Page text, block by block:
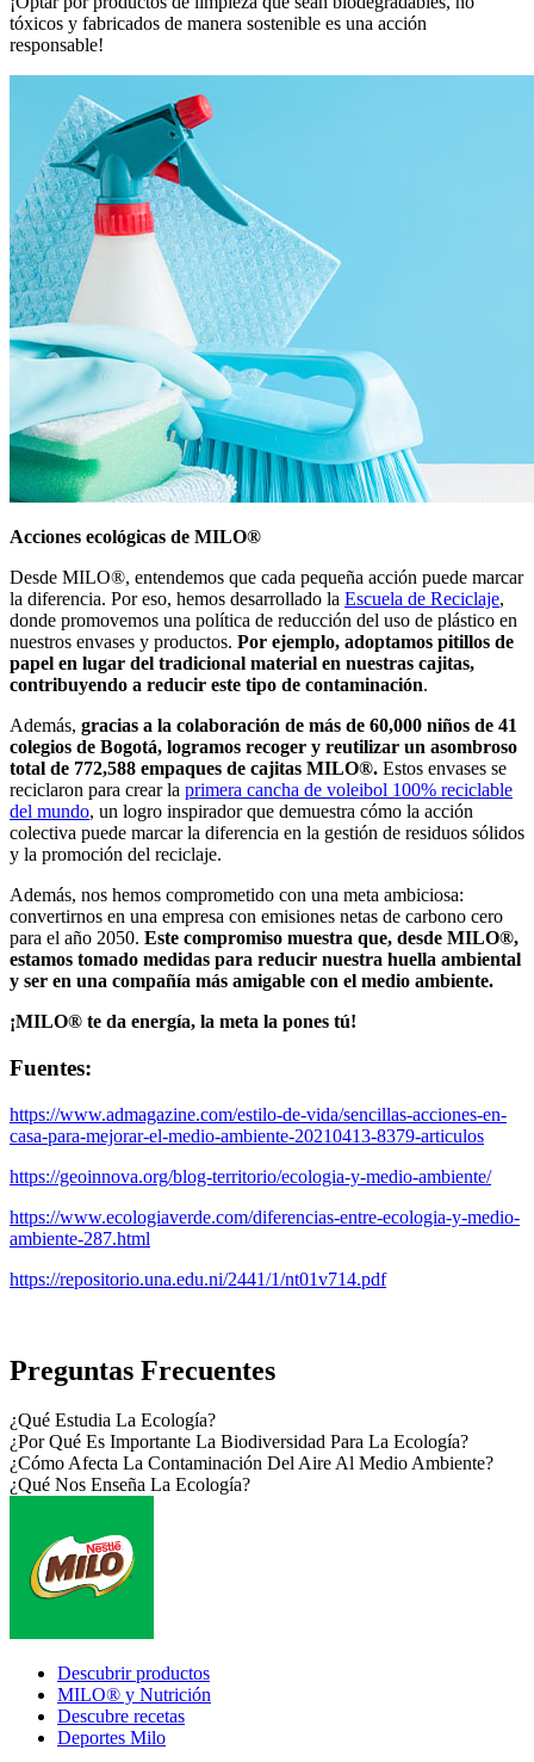
tóxicos y fabricados de manera sostenible es una acción
responsable!
Acciones ecológicas de MILO®
Desde MILO®, entendemos que cada pequeña acción puede marcar
la diferencia. Por eso, hemos desarrollado la Escuela de Reciclaje,
donde promovemos una política de reducción del uso de plástico en
nuestros envases y productos. Por ejemplo, adoptamos pitillos de
papel en lugar del tradicional material en nuestras cajitas,
contribuyendo a reducir este tipo de contaminación.
Además, gracias a la colaboración de más de 60,000 niños de 41
colegios de Bogotá, logramos recoger y reutilizar un asombroso
total de 772,588 empaques de cajitas MILO®. Estos envases se
reciclaron para crear la primera cancha de voleibol 100% reciclable
del mundo, un logro inspirador que demuestra cómo la acción
colectiva puede marcar la diferencia en la gestión de residuos sólidos
y la promoción del reciclaje.
Además, nos hemos comprometido con una meta ambiciosa:
convertirnos en una empresa con emisiones netas de carbono cero
para el año 2050. Este compromiso muestra que, desde MILO®,
estamos tomado medidas para reducir nuestra huella ambiental
y ser en una compañía más amigable con el medio ambiente.
¡MILO® te da energía, la meta la pones tú!
Fuentes:
https://www.admagazine.com/estilo-de-vida/sencillas-acciones-en-
casa-para-mejorar-el-medio-ambiente-20210413-8379-articulos
https://geoinnova.org/blog-territorio/ecologia-y-medio-ambiente/
https://www.ecologiaverde.com/diferencias-entre-ecologia-y-medio-
ambiente-287.html
https://repositorio.una.edu.ni/2441/1/nt01v714.pdf
Preguntas Frecuentes
¿Qué Estudia La Ecología?
¿Por Qué Es Importante La Biodiversidad Para La Ecología?
¿Cómo Afecta La Contaminación Del Aire Al Medio Ambiente?
¿Qué Nos Enseña La Ecología?
Footer
Descubrir productos
MILO® y Nutrición
Descubre recetas
Deportes Milo